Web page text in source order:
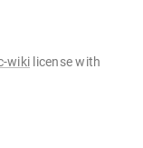
wiki license with